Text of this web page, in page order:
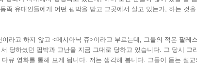
족 유대인들에게 어떤 핍박을 받고 그곳에서 살고 있는가, 하는 것
라고 하지 않고 <메시아닉 쥬>이라고 부르는데, 그들의 적은 팔레
당하셨던 핍박과 고난을 지금 그대로 당하고 있습니다. 그 당시 그
큐 영화를 통해 보게 됩니다. 저는 생각해 봅니다. 그들이 듣는 설